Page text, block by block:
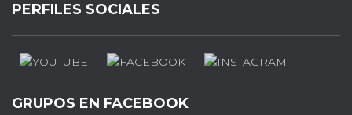
PERFILES SOCIALES
GRUPOS EN FACEBOOK